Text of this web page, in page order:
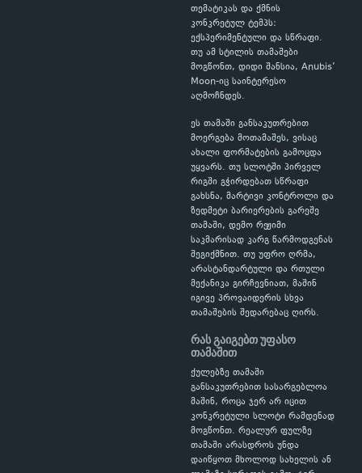
თემატიკას და ქმნის
კონკრეტულ ტემპს:
ექსპერიმენტული და სწრაფი.
თუ ამ სტილის თამაშები
მოგწონთ, დიდი შანსია, Anubis’
Moon-იც საინტერესო
აღმოჩნდეს.
ეს თამაში განსაკუთრებით
მოერგება მოთამაშეს, ვისაც
ახალი ფორმატების გამოცდა
უყვარს. თუ სლოტში პირველ
რიგში გჭირდებათ სწრაფი
გახსნა, მარტივი კონტროლი და
ზედმეტი ბარიერების გარეშე
თამაში, დემო რეჟიმი
საკმარისად კარგ წარმოდგენას
შეგიქმნით. თუ უფრო ღრმა,
არასტანდარტული და რთული
მექანიკა გირჩევნიათ, მაშინ
იგივე პროვაიდერის სხვა
თამაშების შედარებაც ღირს.
რას გაიგებთ უფასო
თამაშით
ქულებზე თამაში
განსაკუთრებით სასარგებლოა
მაშინ, როცა ჯერ არ იცით
კონკრეტული სლოტი რამდენად
მოგწონთ. რეალურ ფულზე
თამაში არასდროს უნდა
დაიწყოთ მხოლოდ სახელის ან